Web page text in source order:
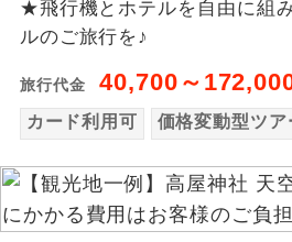
★飛行機とホテルを自由に組
ルのご旅行を♪
旅行代金 40,700～
カード利用可 価格変動型ツア
行
（駅）まで添
バスガイド乗
務
バスガイドが
があります。
世界遺産
ユネスコに登
然遺産を訪ね
お申し込み時期・ご利用
以下の注意事項をあらかじ
ますようお願いいたします
お支払いについて